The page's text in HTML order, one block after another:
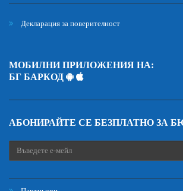
Декларация за поверителност
МОБИЛНИ ПРИЛОЖЕНИЯ НА:
БГ БАРКОД
АБОНИРАЙТЕ СЕ БЕЗПЛАТНО ЗА